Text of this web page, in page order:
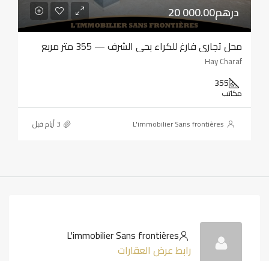
20 000.00درهم
محل تجاري فارغ للكراء بحي الشرف — 355 متر مربع
Hay Charaf
355
مكاتب
L'immobilier Sans frontières
L'immobilier Sans frontières
رابط عرض العقارات